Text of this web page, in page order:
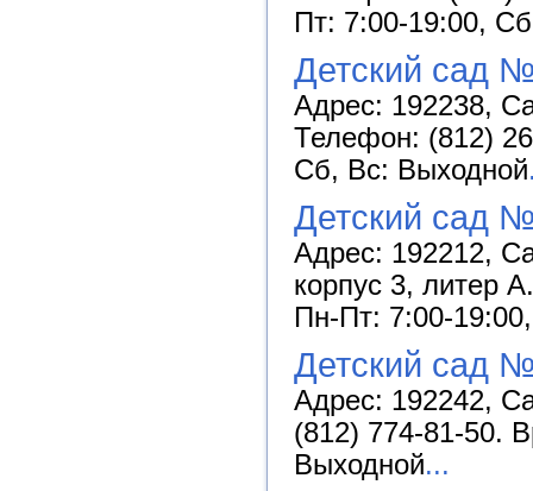
Пт: 7:00-19:00,
Детский сад
Адрес: 192238,
Телефон: (812)
Сб, Вс: Выходной
Детский сад
Адрес: 192212,
корпус 3, литер
Пн-Пт: 7:00-
Детский сад
Адрес: 192242,
(812) 774-81-50.
Выходной...